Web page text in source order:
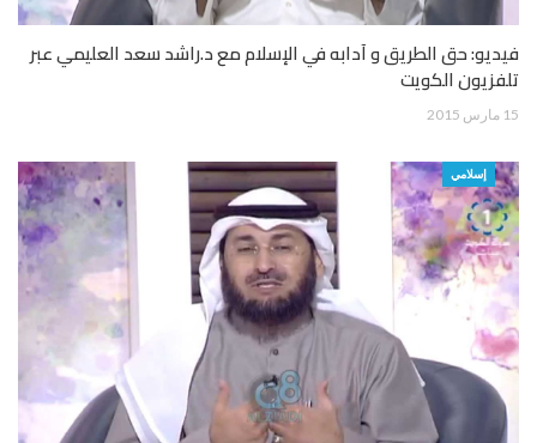
فيديو: حق الطريق و آدابه في الإسلام مع د.راشد سعد العليمي عبر
تلفزيون الكويت
15 مارس 2015
إسلامي